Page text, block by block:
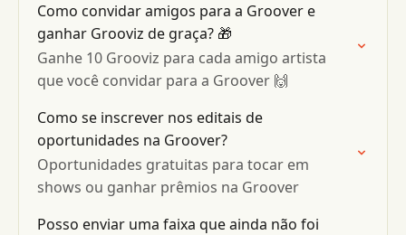
Como convidar amigos para a Groover e
ganhar Grooviz de graça? 🎁
Ganhe 10 Grooviz para cada amigo artista
que você convidar para a Groover 🙌
Como se inscrever nos editais de
oportunidades na Groover?
Oportunidades gratuitas para tocar em
shows ou ganhar prêmios na Groover
Posso enviar uma faixa que ainda não foi